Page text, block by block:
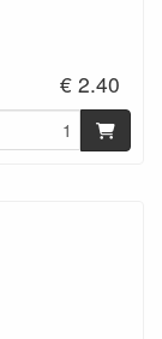
€ 2.40